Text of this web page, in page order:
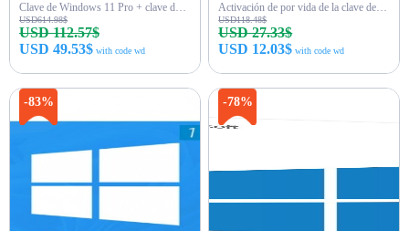
Clave de Windows 11 Pro + clave de Office 2021 Pro
USD614.98$
USD 112.57$
USD 49.53$ with code wd
Activación de por vida de la clave de Win 10 Pro
USD118.48$
USD 27.33$
USD 12.03$ with code wd
-83% -78%